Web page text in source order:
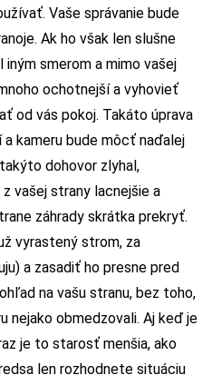
Vaše správanie bude
Ak ho však len slušne
smerom a mimo vašej
ochotnejší a vyhovieť
od vás pokoj. Takáto úprava
kameru bude môcť naďalej
dohovor zlyhal,
vašej strany lacnejšie a
záhrady skrátka prekryť.
vyrastený strom, za
a zasadiť ho presne pred
na vašu stranu, bez toho,
nejako obmedzovali. Aj keď je
je to starosť menšia, ako
len rozhodnete situáciu